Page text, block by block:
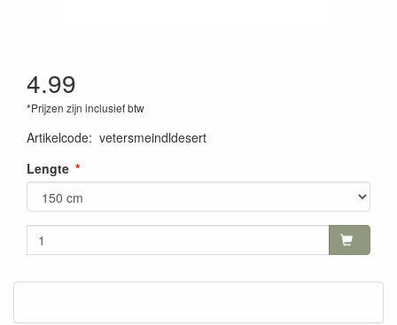
4.99
*Prijzen zijn inclusief btw
Artikelcode: vetersmeindldesert
Lengte